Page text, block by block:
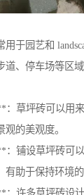
用于园艺和
道、停车场等区
：草坪砖可以用
的美观度。
铺设草坪砖可以
有助于保持环境的
：许多草坪砖设